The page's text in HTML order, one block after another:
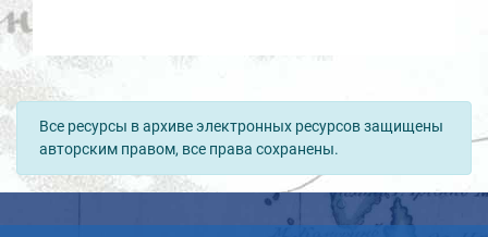
Все ресурсы в архиве электронных ресурсов защищены
авторским правом, все права сохранены.